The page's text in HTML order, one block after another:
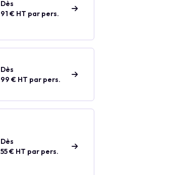
Dès
91 € HT par pers.
Dès
99 € HT par pers.
Dès
55 € HT par pers.